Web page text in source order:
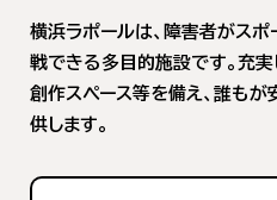
横浜ラポールは、障害者がスポ
戦できる多目的施設です。充実
創作スペース等を備え、誰も
供します。